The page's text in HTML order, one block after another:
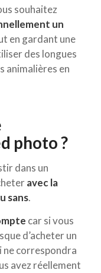
souhaitez
un
en gardant une
des longues
animalières en
photo ?
dans un
avec la
sans.
car si vous
d’acheter un
ne correspondra
avez réellement